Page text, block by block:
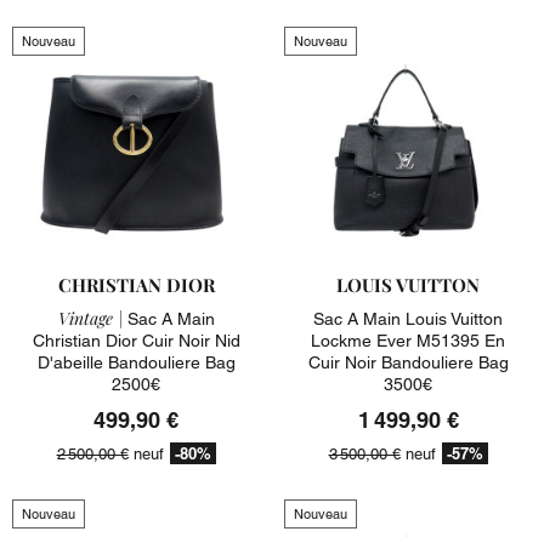
Nouveau
CHRISTIAN DIOR
Vintage | Sac A Main
Christian Dior Cuir Noir Nid
D'abeille Bandouliere Bag
2500€
499,90 €
2 500,00 €neuf -80%
Nouveau
LOUIS VUITTON
Sac A Main Louis Vuitton
Lockme Ever M51395 En
Cuir Noir Bandouliere Bag
3500€
1 499,90 €
3 500,00 €neuf -57%
Nouveau Nouveau